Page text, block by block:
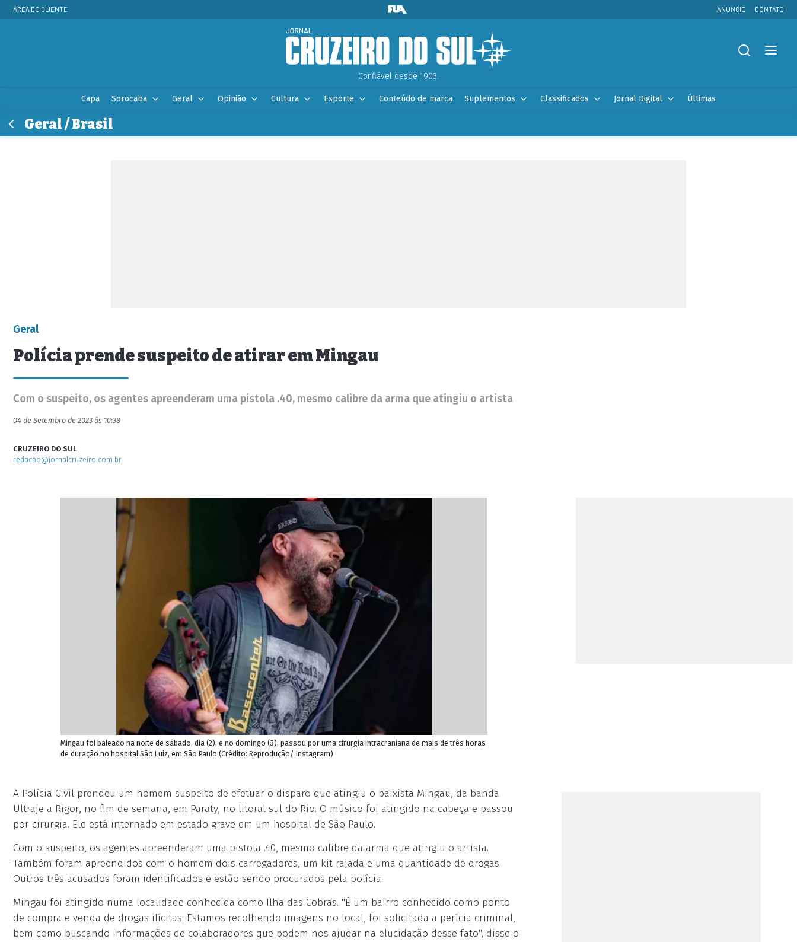
ÁREA DO CLIENTE ANUNCIE CONTATO
Confiável desde 1903.
Capa Sorocaba Geral Opinião Cultura Esporte Conteúdo de marca Suplementos Classificados Jornal Digital Últimas
Geral / Brasil
Geral
Polícia prende suspeito de atirar em Mingau
Com o suspeito, os agentes apreenderam uma pistola .40, mesmo calibre da arma que atingiu o artista
04 de Setembro de 2023 às 10:38
CRUZEIRO DO SUL
redacao@jornalcruzeiro.com.br
Mingau foi baleado na noite de sábado, dia (2), e no domingo (3), passou por uma cirurgia intracraniana de mais de três horas
de duração no hospital São Luiz, em São Paulo (Crédito: Reprodução/ Instagram)
A Polícia Civil prendeu um homem suspeito de efetuar o disparo que atingiu o baixista Mingau, da banda
Ultraje a Rigor, no fim de semana, em Paraty, no litoral sul do Rio. O músico foi atingido na cabeça e passou
por cirurgia. Ele está internado em estado grave em um hospital de São Paulo.
Com o suspeito, os agentes apreenderam uma pistola .40, mesmo calibre da arma que atingiu o artista.
Também foram apreendidos com o homem dois carregadores, um kit rajada e uma quantidade de drogas.
Outros três acusados foram identificados e estão sendo procurados pela polícia.
Mingau foi atingido numa localidade conhecida como Ilha das Cobras. "É um bairro conhecido como ponto
de compra e venda de drogas ilícitas. Estamos recolhendo imagens no local, foi solicitada a perícia criminal,
bem como buscando informações de colaboradores que podem nos ajudar na elucidação desse fato", disse o